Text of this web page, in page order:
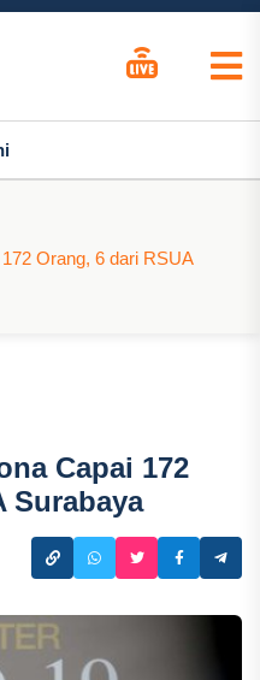
Orang, 6 dari RSUA
Capai 172
Surabaya